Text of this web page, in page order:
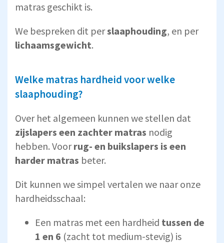
matras geschikt is.
We bespreken dit perslaaphouding, en per
lichaamsgewicht.
Welke matras hardheid voor welke
slaaphouding?
Over het algemeen kunnen we stellen dat
zijslapers een zachter matras nodig
hebben. Voorrug- en buikslapers is een
harder matras beter.
Dit kunnen we simpel vertalen we naar onze
hardheidsschaal:
Een matras met een hardheid tussen de
1 en 6 (zacht tot medium-stevig) is